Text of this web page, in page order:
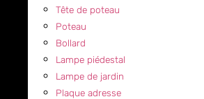
Tête de poteau
Poteau
Bollard
Lampe piédestal
Lampe de jardin
Plaque adresse